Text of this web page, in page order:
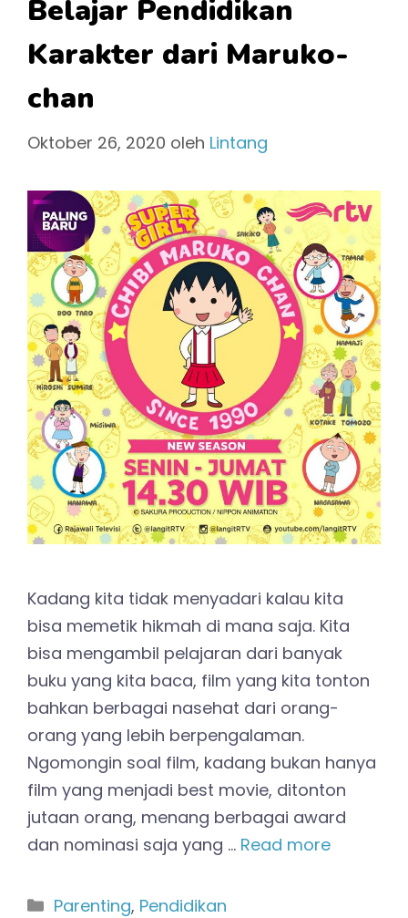
Belajar Pendidikan
Karakter dari Maruko-
chan
Oktober 26, 2020 oleh Lintang
Kadang kita tidak menyadari kalau kita
bisa memetik hikmah di mana saja. Kita
bisa mengambil pelajaran dari banyak
buku yang kita baca, film yang kita tonton
bahkan berbagai nasehat dari orang-
orang yang lebih berpengalaman.
Ngomongin soal film, kadang bukan hanya
film yang menjadi best movie, ditonton
jutaan orang, menang berbagai award
dan nominasi saja yang … Read more
Kategori
Parenting, Pendidikan